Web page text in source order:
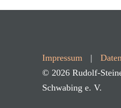
Impressum |
© 2026 Rudolf-
Schwabing e. V.